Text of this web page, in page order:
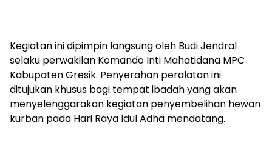
Kegiatan ini dipimpin langsung oleh Budi Jendral
selaku perwakilan Komando Inti Mahatidana MPC
Kabupaten Gresik. Penyerahan peralatan ini
ditujukan khusus bagi tempat ibadah yang akan
menyelenggarakan kegiatan penyembelihan hewan
kurban pada Hari Raya Idul Adha mendatang.